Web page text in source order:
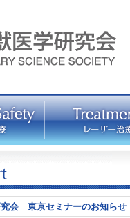
究会 東京セミナーのお知らせ